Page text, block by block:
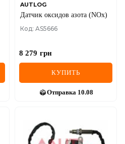
AUTLOG
Датчик оксидов азота (NOx)
Код: AS5666
8 279 грн
КУПИТЬ
Отправка 10.08